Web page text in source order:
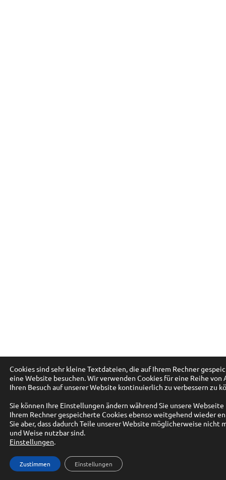
Cookies sind sehr kleine Textdateien, die auf Ihrem Rechner
eine Website besuchen. Wir verwenden Cookies für eine Reihe
Ihren Besuch auf unserer Website kontinuierlich zu verbessern zu
Sie können Ihre Einstellungen ändern während Sie unsere Webseite
Ihrem Rechner gespeicherte Cookies ebenso weitgehend wieder
Sie aber, dass dadurch Teile unserer Website möglicherweise nicht
und Weise nutzbar sind.
Einstellungen.
Zustimmen Einstellungen